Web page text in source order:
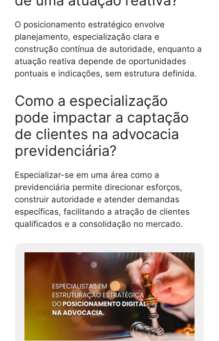
O posicionamento estratégico envolve
planejamento, especialização clara e
construção contínua de autoridade, enquanto a
atuação reativa depende de oportunidades
pontuais e indicações, sem estrutura definida.
Como a especialização
pode impactar a captação
de clientes na advocacia
previdenciária?
Especializar-se em uma área como a
previdenciária permite direcionar esforços,
construir autoridade e atender demandas
específicas, facilitando a atração de clientes
qualificados e a consolidação no mercado.